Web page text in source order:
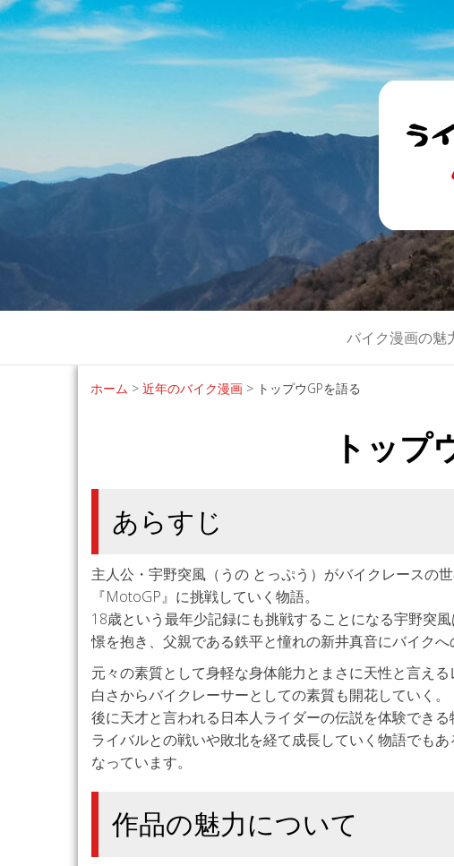
ライダー必
バイク漫画で青春時代を懐かしむ。
バイク漫画の魅
ホーム > 近年のバイク漫画 > トップウGPを語る
トップ
あらすじ
主人公・宇野突風（うの とっぷう）がバイクレースの
『MotoGP』に挑戦していく物語。
18歳という最年少記録にも挑戦することになる宇野突
憬を抱き、父親である鉄平と憧れの新井真音にバイクへ
元々の素質として身軽な身体能力とまさに天性と言え
白さからバイクレーサーとしての素質も開花していく。
後に天才と言われる日本人ライダーの伝説を体験できる
ライバルとの戦いや敗北を経て成長していく物語でも
なっています。
作品の魅力について